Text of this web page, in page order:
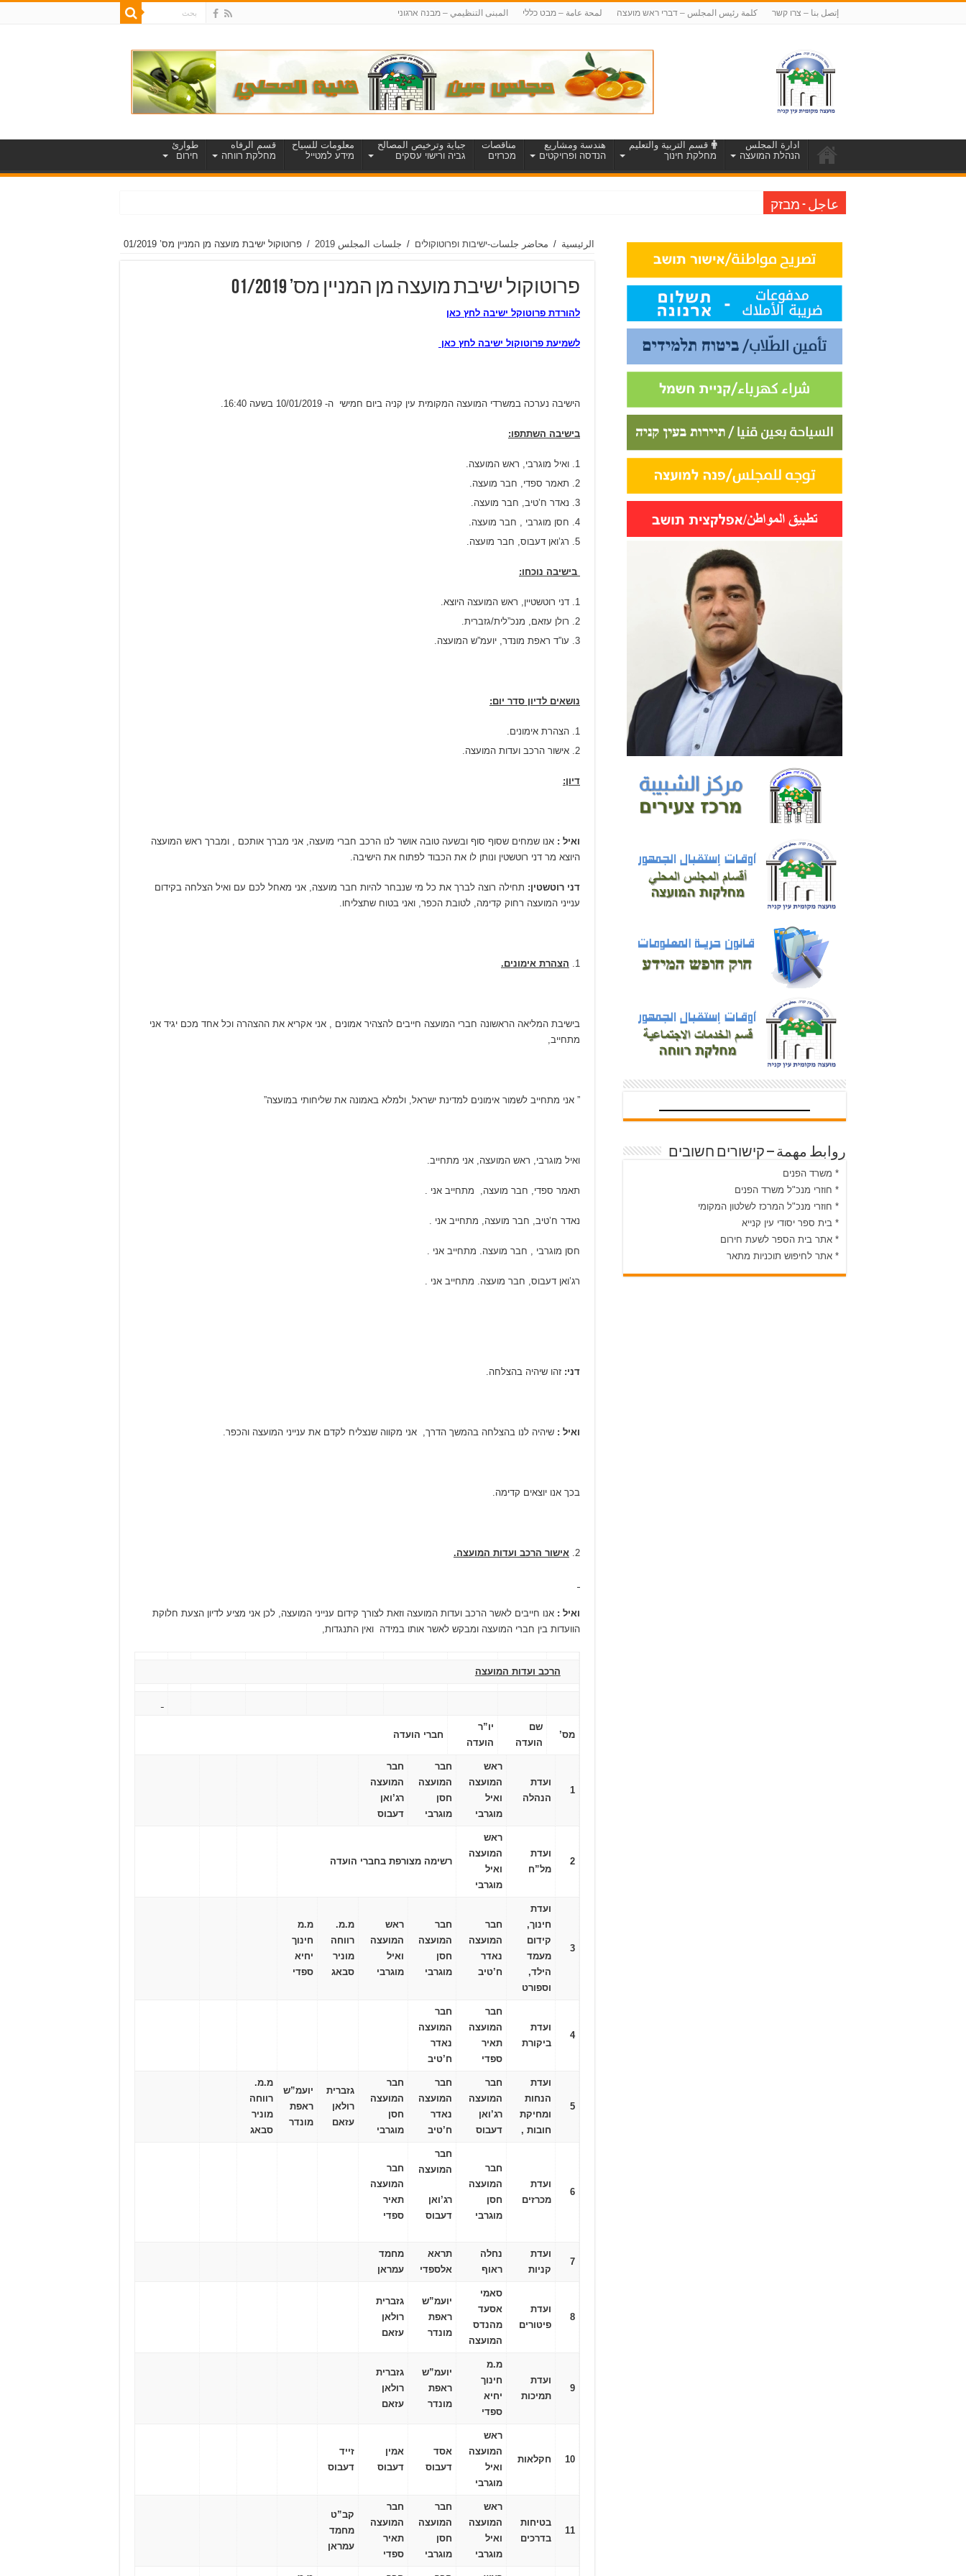
إتصل بنا – צרו קשר كلمة رئيس المجلس – דברי ראש מועצה لمحة عامة – מבט כללי المبنى التنظيمي – מבנה ארגוני
ادارة المجلس
הנהלת המועצה
قسم التربية والتعليم
מחלקת חינוך
هندسة ومشاريع
הנדסה ופרויקטים
مناقصات
מכרזים
جباية وترخيص المصالح
גביה ורישוי עסקים
معلومات للسياح
מידע למטייל
قسم الرفاه
מחלקת רווחה
طوارئ
חירום
عاجل - מבזק
الرئيسية / محاضر جلسات-ישיבות ופרוטוקולים / جلسات المجلس 2019 / פרוטוקול ישיבת מועצה מן המניין מס’ 01/2019
פרוטוקול ישיבת מועצה מן המניין מס’ 01/2019
להורדת פרוטוקל ישיבה לחץ כאן
לשמיעת פרוטוקול ישיבה לחץ כאן
הישיבה נערכה במשרדי המועצה המקומית עין קניה ביום חמישי ה- 10/01/2019 בשעה 16:40.
בישיבה השתתפו:
ואיל מוגרבי, ראש המועצה.
תאמר ספדי, חבר מועצה.
נאדר ח’טיב, חבר מועצה.
חסן מוגרבי , חבר מועצה.
רג’ואן דעבוס, חבר מועצה.
בישיבה נוכחו:
דני רוטשטיין, ראש המועצה היוצא.
רולן עזאם, מנכ”לית/גזברית.
עו”ד ראפת מונדר, יועמ”ש המועצה.
נושאים לדיון סדר יום:
הצהרת אימונים.
אישור הרכב ועדות המועצה.
דיון:
ואיל : אנו שמחים שסוף סוף ובשעה טובה אושר לנו הרכב חברי מועצה, אני מברך אותכם , ומברך ראש המועצה
היוצא מר דני רוטשטין ונותן לו את הכבוד לפתוח את הישיבה.
דני רוטשטין: תחילה רוצה לברך את כל מי שנבחר להיות חבר מועצה, אני מאחל לכם עם ואיל הצלחה בקידום
ענייני המועצה רחוק קדימה, לטובת הכפר, ואני בטוח שתצליחו.
הצהרת אימונים.
בישיבת המליאה הראשונה חברי המועצה חייבים להצהיר אמונים , אני אקריא את ההצהרה וכל אחד מכם יגיד אני
מתחייב,
” אני מתחייב לשמור אימונים למדינת ישראל, ולמלא באמונה את שליחותי במועצה”
ואיל מוגרבי, ראש המועצה, אני מתחייב.
תאמר ספדי, חבר מועצה, מתחייב אני .
נאדר ח’טיב, חבר מועצה, מתחייב אני .
חסן מוגרבי , חבר מועצה. מתחייב אני .
רג’ואן דעבוס, חבר מועצה. מתחייב אני .
דני: זהו שיהיה בהצלחה.
ואיל : שיהיה לנו בהצלחה בהמשך הדרך, אני מקווה שנצליח לקדם את ענייני המועצה והכפר.
בכך אנו יוצאים קדימה.
אישור הרכב ועדות המועצה.
ואיל : אנו חייבים לאשר הרכב ועדות המועצה וזאת לצורך קידום ענייני המועצה, לכן אני מציע לדיון הצעת חלוקת
הוועדות בין חברי המועצה ומבקש לאשר אותו במידה ואין התנגדות,
הרכב ועדות המועצה
מס’
שם
הועדה
יו”ר
הועדה
חברי הועדה
1
ועדת
הנהלה
ראש
המועצה
ואיל
מוגרבי
חבר
המועצה
חסן
מוגרבי
חבר
המועצה
רג’ואן
דעבוס
2
ועדת
מל”ח
ראש
המועצה
ואיל
מוגרבי
רשימה מצורפת בחברי הועדה
3
ועדת
חינוך,
קידום
מעמד
הילד,
וספורט
חבר
המועצה
נאדר
ח’טיב
חבר
המועצה
חסן
מוגרבי
ראש
המועצה
ואיל
מוגרבי
מ.מ.
רווחה
מוניר
סבאג
מ.מ
חינוך
יחיא
ספדי
4
ועדת
ביקורת
חבר
המועצה
תאיר
ספדי
חבר
המועצה
נאדר
ח’טיב
5
ועדת
הנחות
ומחיקת
חובות ,
חבר
המועצה
רג’ואן
דעבוס
חבר
המועצה
נאדר
ח’טיב
חבר
המועצה
חסן
מוגרבי
גזברית
רולאן
עזאם
יועמ”ש
ראפת
מונדר
מ.מ.
רווחה
מוניר
סבאג
6
ועדת
מכרזים
חבר
המועצה
חסן
מוגרבי
חבר
המועצה
רג’ואן
דעבוס
חבר
המועצה
תאיר
ספדי
7
ועדת
קניות
נחלה
ראוף
תראא
אלספדי
מחמד
עמראן
8
ועדת
פיטורים
סאמי
אסעד
מהנדס
המועצה
יועמ”ש
ראפת
מונדר
גזברית
רולאן
עזאם
9
ועדת
תמיכות
מ.מ
חינוך
יחיא
ספדי
יועמ”ש
ראפת
מונדר
גזברית
רולאן
עזאם
10 חקלאות
ראש
המועצה
ואיל
מוגרבי
אסד
דעבוס
אמין
דעבוס
זייד
דעבוס
11
בטיחות
בדרכים
ראש
המועצה
ואיל
מוגרבי
חבר
המועצה
חסן
מוגרבי
חבר
המועצה
תאיר
ספדי
קב”ט
מחמד
עמראן
روابط مهمة – קישורים חשובים
* משרד הפנים
* חוזרי מנכ"ל משרד הפנים
* חוזרי מנכ"ל המרכז לשלטון המקומי
* בית ספר יסודי עין קנייא
* אתר בית הספר לשעת חירום
* אתר לחיפוש תוכניות מתאר